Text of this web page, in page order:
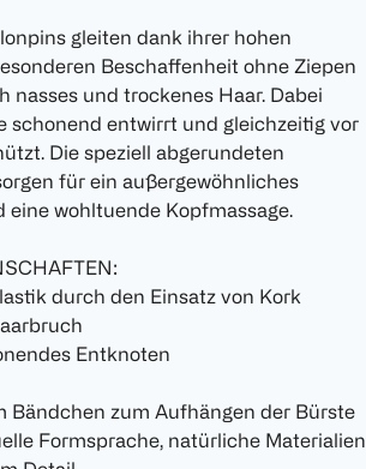
gleiten dank ihrer hohen
Beschaffenheit ohne Ziepen
nasses und trockenes Haar. Dabei
schonend entwirrt und gleichzeitig vor
Die speziell abgerundeten
für ein außergewöhnliches
eine wohltuende Kopfmassage.
durch den Einsatz von Kork
Entknoten
Bändchen zum Aufhängen der Bürste
Formsprache, natürliche Materialien